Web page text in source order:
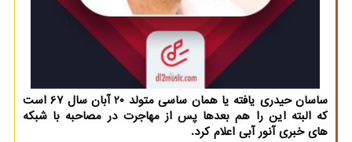
ساسان حیدری یافته یا همان ساسی متولد 20 آبان سال 67 است
که البته این را هم بعدها پس از مهاجرت در مصاحبه با شبکه
های خبری آنور آبی اعلام کرد.